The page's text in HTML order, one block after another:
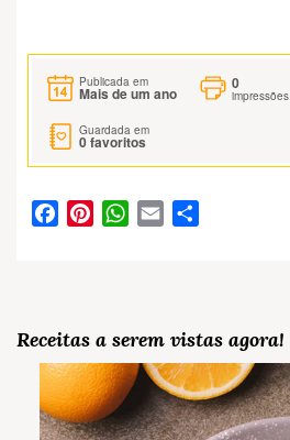
Publicada em
Mais de um ano
0
impressões
Guardada em
0favoritos
FacebookPinterestWhatsApp
Email
Receitas a serem vistas agora!